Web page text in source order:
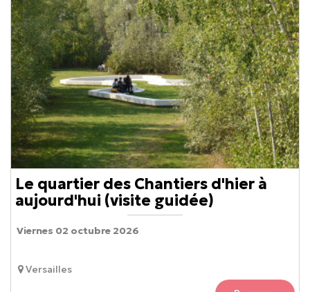
Le quartier des Chantiers d'hier à
aujourd'hui (visite guidée)
Versailles
Viernes 02 octubre 2026